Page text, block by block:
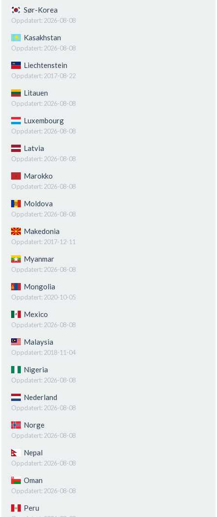
Sør-Korea
Oppdatert: 2026-08-08
Kasakhstan
Oppdatert: 2026-08-08
Liechtenstein
Oppdatert: 2017-08-22
Litauen
Oppdatert: 2026-08-08
Luxembourg
Oppdatert: 2026-08-08
Latvia
Oppdatert: 2026-08-08
Marokko
Oppdatert: 2026-08-08
Moldova
Oppdatert: 2026-08-08
Makedonia
Oppdatert: 2017-12-11
Myanmar
Oppdatert: 2026-08-08
Mongolia
Oppdatert: 2020-10-05
Mexico
Oppdatert: 2026-08-08
Malaysia
Oppdatert: 2018-11-04
Nigeria
Oppdatert: 2026-08-08
Nederland
Oppdatert: 2026-08-08
Norge
Oppdatert: 2026-08-08
Nepal
Oppdatert: 2026-08-08
Oman
Oppdatert: 2026-08-08
Peru